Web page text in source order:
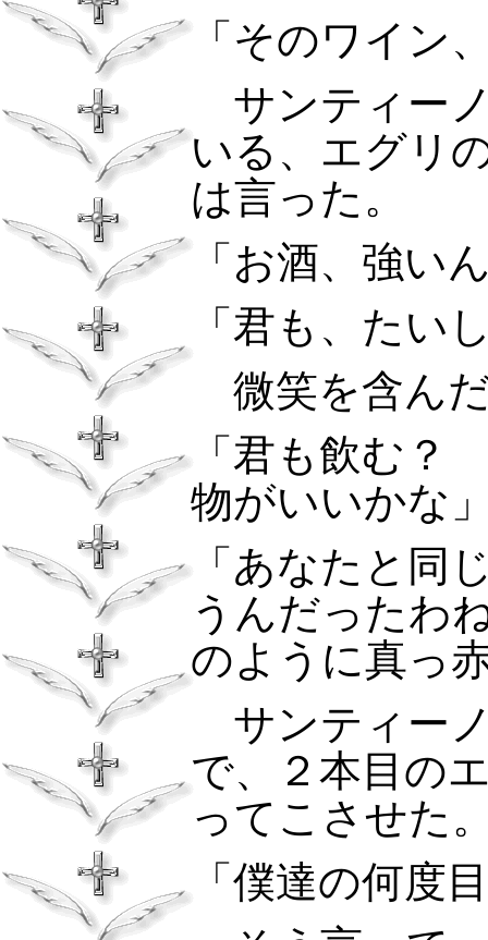
「そのワイン
サンティー
いる、エグリ
は言った。
「お酒、強い
「君も、たい
微笑を含ん
「君も飲む
物がいいかな
「あなたと同
うんだったわ
のように真っ
サンティー
で、２本目の
ってこさせた
「僕達の何度